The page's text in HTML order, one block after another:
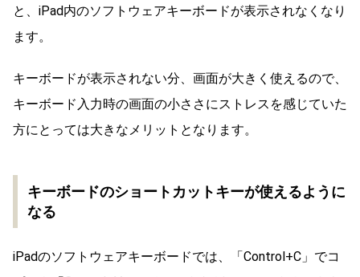
と、iPad内のソフトウェアキーボードが表示されなくなり
ます。
キーボードが表示されない分、画面が大きく使えるので、
キーボード入力時の画面の小ささにストレスを感じていた
方にとっては大きなメリットとなります。
キーボードのショートカットキーが使えるように
なる
iPadのソフトウェアキーボードでは、「Control+C」でコ